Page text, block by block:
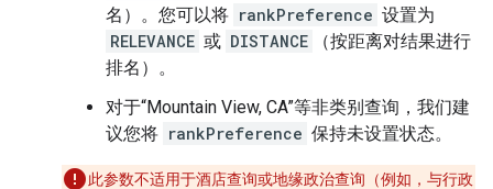
名）。您可以将 rankPreference 设置为
RELEVANCE 或 DISTANCE
（按距离对结果进行
排名）。
对于“Mountain View, CA”等非类别查询，我们建
议您将 rankPreference 保持未设置状态。
此参数不适用于酒店查询或地缘政治查询（例如，与行政